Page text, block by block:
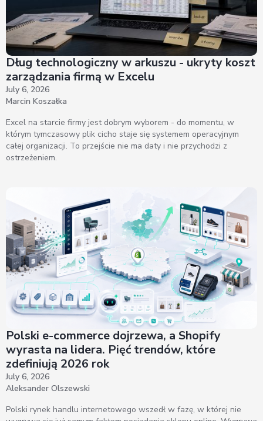
Dług technologiczny w arkuszu - ukryty koszt
zarządzania firmą w Excelu
July 6, 2026
Marcin Koszałka
Excel na starcie firmy jest dobrym wyborem - do momentu, w
którym tymczasowy plik cicho staje się systemem operacyjnym
całej organizacji. To przejście nie ma daty i nie przychodzi z
ostrzeżeniem.
Polski e-commerce dojrzewa, a Shopify
wyrasta na lidera. Pięć trendów, które
zdefiniują 2026 rok
July 6, 2026
Aleksander Olszewski
Polski rynek handlu internetowego wszedł w fazę, w której nie